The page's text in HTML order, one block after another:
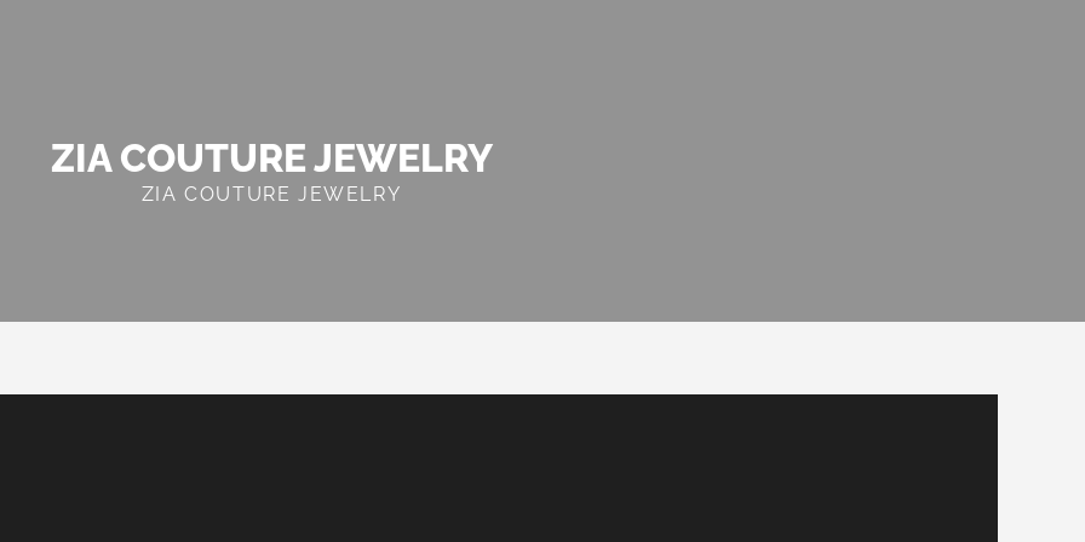
ZIA COUTURE JEWELRY
ZIA COUTURE JEWELRY